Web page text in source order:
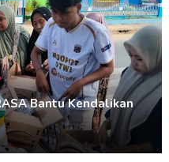
Bantu Kendalikan